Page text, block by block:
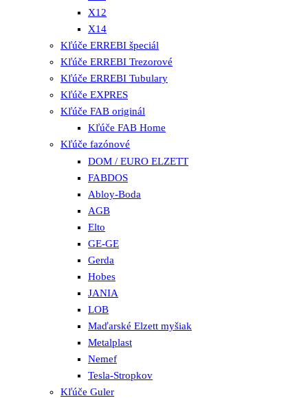
X12
X14
Kľúče ERREBI špeciál
Kľúče ERREBI Trezorové
Kľúče ERREBI Tubulary
Kľúče EXPRES
Kľúče FAB originál
Kľúče FAB Home
Kľúče fazónové
DOM / EURO ELZETT
FABDOS
Abloy-Boda
AGB
Elto
GE-GE
Gerda
Hobes
JANIA
LOB
Maďarské Elzett myšiak
Metalplast
Nemef
Tesla-Stropkov
Kľúče Guler